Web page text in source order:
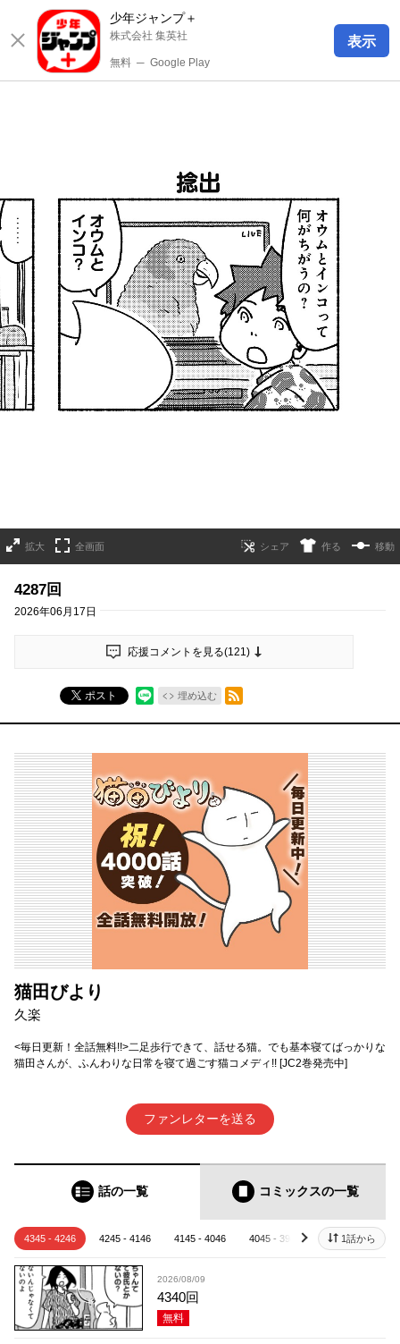
少年ジャンプ＋
株式会社 集英社
無料 ─ Google Play
表示
拡大 全画面 作る 移動
4287回
2026年06月17日
応援コメントを見る(121)
ポスト 埋め込む
RSSフィード
猫田びより
久楽
<毎日更新！全話無料!!>二足歩行できて、話せる猫。でも基本寝てばっかりな
猫田さんが、ふんわりな日常を寝て過ごす猫コメディ!! [JC2巻発売中]
ファンレターを送る
話の一覧 コミックスの一覧
4345 - 4246 4245 - 4146 4145 - 4046 4045 - 3946 3945 - 3846
next 1話から
2026/08/09
4340回
無料